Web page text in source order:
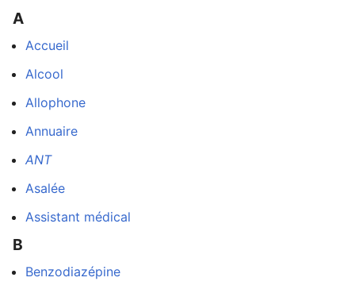
A
Accueil
Alcool
Allophone
Annuaire
ANT
Asalée
Assistant médical
B
Benzodiazépine